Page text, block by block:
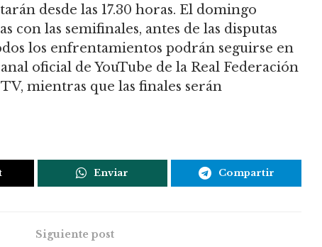
desde las 17.30 horas. El domingo
con las semifinales, antes de las disputas
los enfrentamientos podrán seguirse en
oficial de YouTube de la Real Federación
mientras que las finales serán
Enviar Compartir
Siguiente post